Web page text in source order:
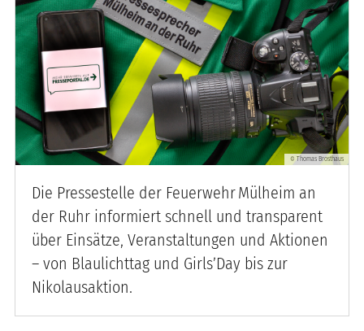
© Thomas Brosthaus
Die Pressestelle der Feuerwehr Mülheim an
der Ruhr informiert schnell und transparent
über Einsätze, Veranstaltungen und Aktionen
– von Blaulichttag und Girls’Day bis zur
Nikolausaktion.